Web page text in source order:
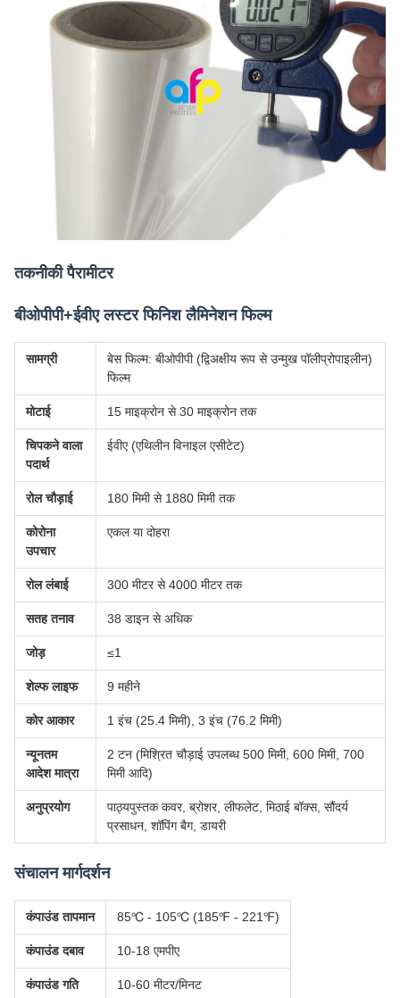
तकनीकी पैरामीटर
बीओपीपी+ईवीए लस्टर फिनिश लैमिनेशन फिल्म
सामग्री
बेस फिल्म: बीओपीपी (द्विअक्षीय रूप से उन्मुख पॉलीप्रोपाइलीन)
फिल्म
मोटाई 15 माइक्रोन से 30 माइक्रोन तक
चिपकने वाला
पदार्थ
ईवीए (एथिलीन विनाइल एसीटेट)
रोल चौड़ाई 180 मिमी से 1880 मिमी तक
कोरोना
उपचार
एकल या दोहरा
रोल लंबाई 300 मीटर से 4000 मीटर तक
सतह तनाव 38 डाइन से अधिक
जोड़ ≤1
शेल्फ लाइफ 9 महीने
कोर आकार 1 इंच (25.4 मिमी), 3 इंच (76.2 मिमी)
न्यूनतम
आदेश मात्रा
2 टन (मिश्रित चौड़ाई उपलब्ध 500 मिमी, 600 मिमी, 700
मिमी आदि)
अनुप्रयोग
पाठ्यपुस्तक कवर, ब्रोशर, लीफलेट, मिठाई बॉक्स, सौंदर्य
प्रसाधन, शॉपिंग बैग, डायरी
संचालन मार्गदर्शन
कंपाउंड तापमान 85℃ - 105℃ (185℉ - 221℉)
कंपाउंड दबाव 10-18 एमपीए
कंपाउंड गति 10-60 मीटर/मिनट